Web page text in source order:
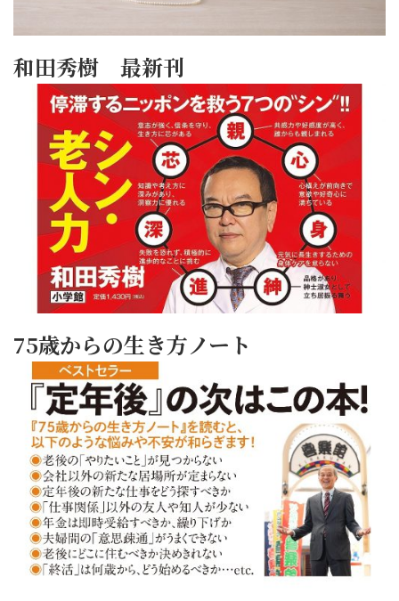
和田秀樹 最新刊
75歳からの生き方ノート